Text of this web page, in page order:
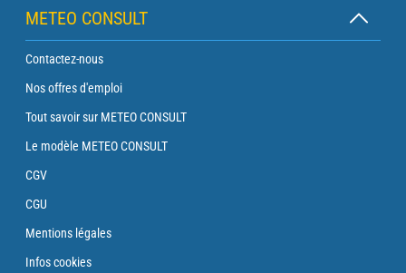
METEO CONSULT
Contactez-nous
Nos offres d'emploi
Tout savoir sur METEO CONSULT
Le modèle METEO CONSULT
CGV
CGU
Mentions légales
Infos cookies